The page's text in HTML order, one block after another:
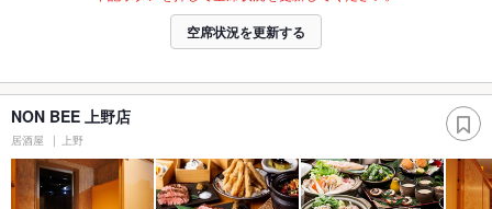
空席状況を更新する
NON BEE 上野店
居酒屋 上野